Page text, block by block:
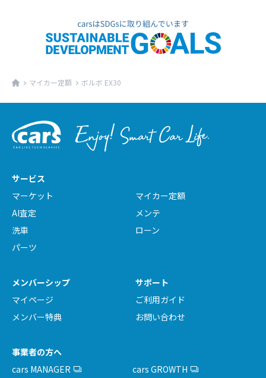
マイカー定額 ボルボ EX30
サービス
マーケット
マイカー定額
AI査定
メンテ
洗車
ローン
パーツ
メンバーシップ
マイページ
メンバー特典
サポート
ご利用ガイド
お問い合わせ
事業者の方へ
cars MANAGER
cars GROWTH